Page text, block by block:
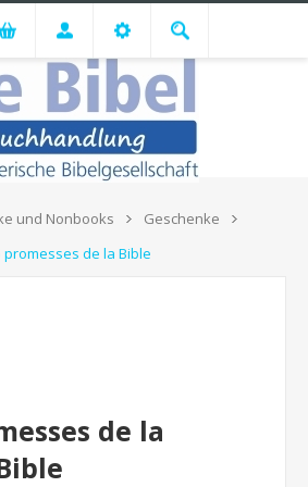
und Nonbooks
Geschenke
promesses de la Bible
de la